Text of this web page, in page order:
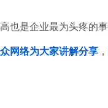
也是企业最为头疼的事
网络为大家讲解分享 ，